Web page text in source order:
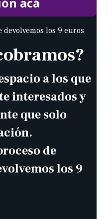
los 9 euros
a los que
interesados y
que solo
de
los 9